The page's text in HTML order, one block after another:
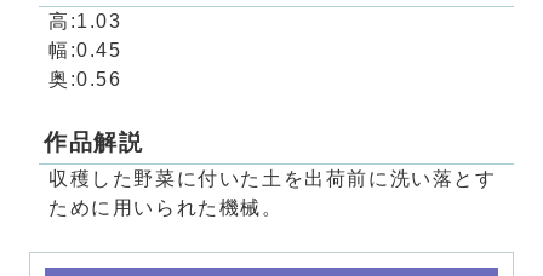
高:1.03
幅:0.45
奥:0.56
作品解説
収穫した野菜に付いた土を出荷前に洗い落とす
ために用いられた機械。